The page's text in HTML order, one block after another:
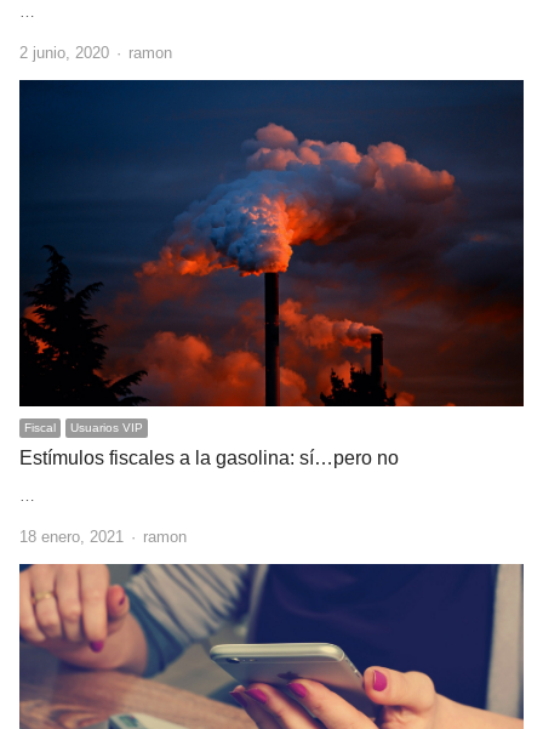
2 junio, 2020 Author
ramon
Fiscal Usuarios VIP
Estímulos fiscales a la gasolina: sí…pero no
…
18 enero, 2021 Author
ramon